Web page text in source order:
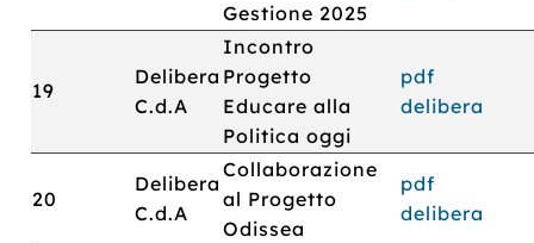
Gestione 2025
19
Delibera
C.d.A
Incontro
Progetto
Educare alla
Politica oggi
pdf
delibera
20
Delibera
C.d.A
Collaborazione
al Progetto
Odissea
pdf
delibera